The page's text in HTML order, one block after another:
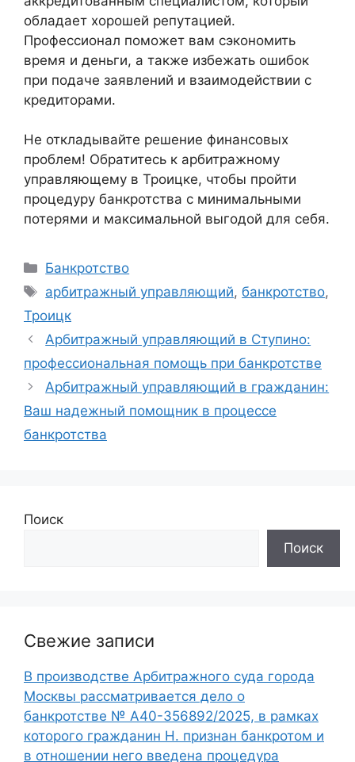
обладает хорошей репутацией.
Профессионал поможет вам сэкономить
время и деньги, а также избежать ошибок
при подаче заявлений и взаимодействии с
кредиторами.
Не откладывайте решение финансовых
проблем! Обратитесь к арбитражному
управляющему в Троицке, чтобы пройти
процедуру банкротства с минимальными
потерями и максимальной выгодой для себя.
Рубрики
Банкротство
Метки
арбитражный управляющий,банкротство,
Троицк
Арбитражный управляющий в Ступино:
профессиональная помощь при банкротстве
Арбитражный управляющий в гражданин:
Ваш надежный помощник в процессе
банкротства
Поиск
Поиск
Свежие записи
В производстве Арбитражного суда города
Москвы рассматривается дело о
банкротстве № А40-356892/2025, в рамках
которого гражданин Н. признан банкротом и
в отношении него введена процедура